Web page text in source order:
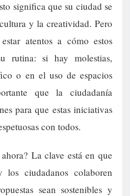
significa que su ciudad se
y la creatividad. Pero
atentos a cómo estos
rutina: si hay molestias,
o en el uso de espacios
que la ciudadanía
para que estas iniciativas
con todos.
La clave está en que
los ciudadanos colaboren
sean sostenibles y